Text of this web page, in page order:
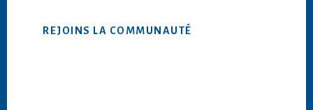
REJOINS LA COMMUNAUTÉ